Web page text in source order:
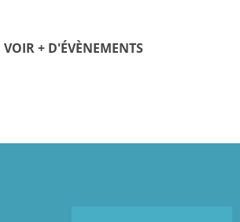
VOIR + D'ÉVÈNEMENTS